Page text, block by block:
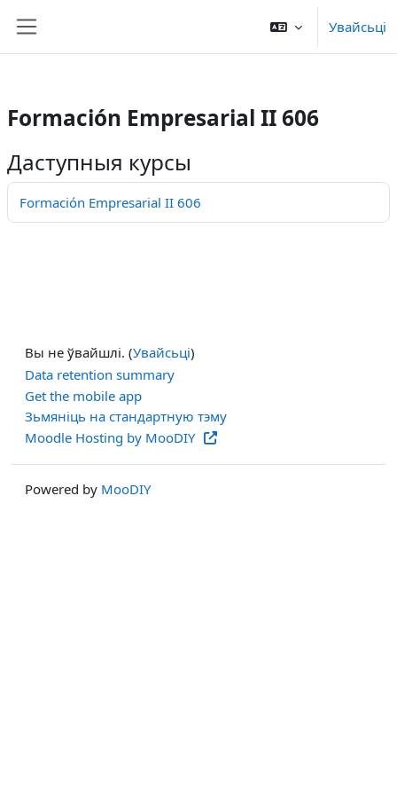
Прапусьціць да асноўнага кантэнту
Увайсьці
Formación Empresarial II 606
Даступныя курсы
Formación Empresarial II 606
Вы не ўвайшлі. (Увайсьці)
Data retention summary
Get the mobile app
Зьмяніць на стандартную тэму
Moodle Hosting by MooDIY
Powered by MooDIY